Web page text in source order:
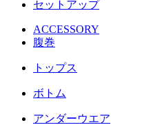
セットアップ
ACCESSORY
腹巻
トップス
ボトム
アンダーウエア